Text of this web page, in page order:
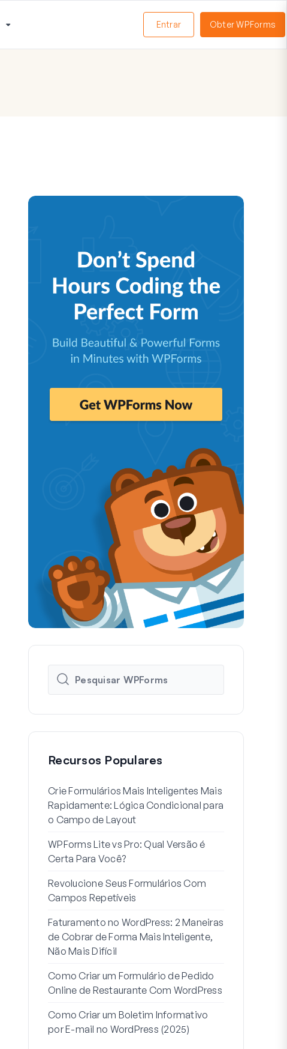
Menu
Entrar Obter WPForms
Recursos Populares
Crie Formulários Mais Inteligentes Mais
Rapidamente: Lógica Condicional para
o Campo de Layout
WPForms Lite vs Pro: Qual Versão é
Certa Para Você?
Revolucione Seus Formulários Com
Campos Repetíveis
Faturamento no WordPress: 2 Maneiras
de Cobrar de Forma Mais Inteligente,
Não Mais Difícil
Como Criar um Formulário de Pedido
Online de Restaurante Com WordPress
Como Criar um Boletim Informativo
por E-mail no WordPress (2025)